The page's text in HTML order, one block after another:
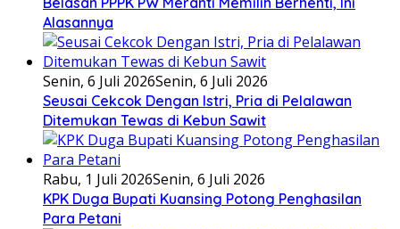
Alasannya
Senin, 6 Juli 2026Senin, 6 Juli 2026
Seusai Cekcok Dengan Istri, Pria di Pelalawan
Ditemukan Tewas di Kebun Sawit
Rabu, 1 Juli 2026Senin, 6 Juli 2026
KPK Duga Bupati Kuansing Potong Penghasilan
Para Petani